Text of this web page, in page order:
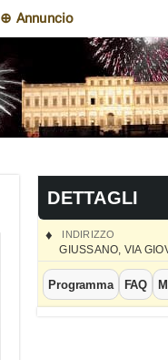
⊕ Annuncio
DETTAGLI
INDIRIZZO
GIUSSANO, VIA
Programma FAQ